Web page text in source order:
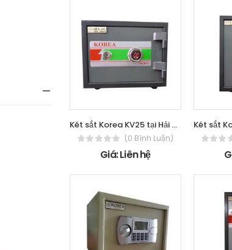
Két sắt Korea KV25 tại Hải Phòng
(0 Bình Luận)
Giá: Liên hệ